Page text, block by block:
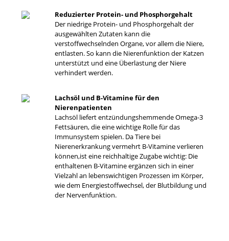
Reduzierter Protein- und Phosphorgehalt
Der niedrige Protein- und Phosphorgehalt der
ausgewählten Zutaten kann die
verstoffwechselnden Organe, vor allem die Niere,
entlasten. So kann die Nierenfunktion der Katzen
unterstützt und eine Überlastung der Niere
verhindert werden.
Lachsöl und B-Vitamine für den
Nierenpatienten
Lachsöl liefert entzündungshemmende Omega-3
Fettsäuren, die eine wichtige Rolle für das
Immunsystem spielen. Da Tiere bei
Nierenerkrankung vermehrt B-Vitamine verlieren
können,ist eine reichhaltige Zugabe wichtig: Die
enthaltenen B-Vitamine ergänzen sich in einer
Vielzahl an lebenswichtigen Prozessen im Körper,
wie dem Energiestoffwechsel, der Blutbildung und
der Nervenfunktion.